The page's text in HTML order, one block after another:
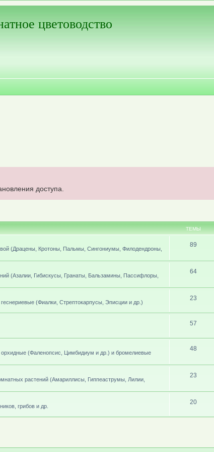
цветоводство
доступа.
ТЕМЫ
(Драцены, Кротоны, Пальмы, Сингониумы, Филодендроны,
89
(Азалии, Гибискусы, Гранаты, Бальзамины, Пассифлоры,
64
(Фиалки, Стрептокарпусы, Эписции и др.)
23
57
(Фаленопсис, Цимбидиум и др.) и бромелиевые
48
растений (Амариллисы, Гиппеаструмы, Лилии,
23
грибов и др.
20